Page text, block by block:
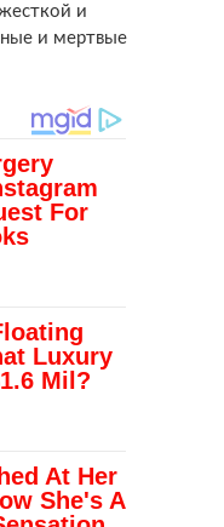
и
и мертвые